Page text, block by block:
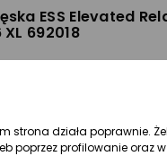
ESS Elevated
692018
strona działa poprawnie.
poprzez profilowanie oraz